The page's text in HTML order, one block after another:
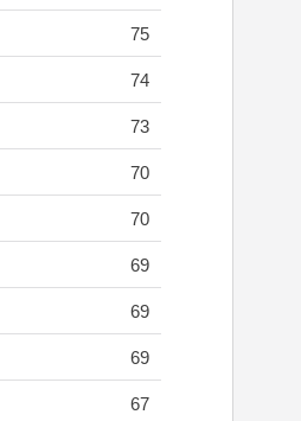
75
74
73
70
70
69
69
69
67